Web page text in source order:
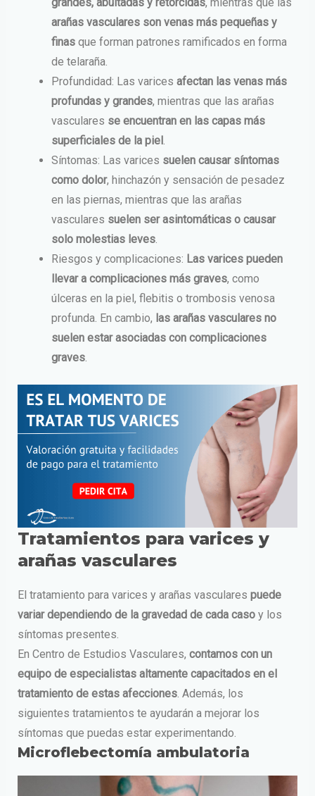
grandes, abultadas y retorcidas, mientras que las
arañas vasculares son venas más pequeñas y
finasque forman patrones ramificados en forma
de telaraña.
Profundidad: Las varices afectan las venas más
profundas y grandes, mientras que las arañas
vasculares se encuentran en las capas más
superficiales de la piel .
Síntomas: Las varices suelen causar síntomas
como dolor, hinchazón y sensación de pesadez
en las piernas, mientras que las arañas
vasculares suelen ser asintomáticas o causar
solo molestias leves.
Riesgos y complicaciones: Las varices pueden
llevar a complicaciones más graves, como
úlceras en la piel, flebitis o trombosis venosa
profunda. En cambio, las arañas vasculares no
suelen estar asociadas con complicaciones
graves.
Tratamientos para varices y
arañas vasculares
El tratamiento para varices y arañas vasculares puede
variar dependiendo de la gravedad de cada casoy los
síntomas presentes.
En Centro de Estudios Vasculares, contamos con un
equipo de especialistas altamente capacitados en el
tratamiento de estas afecciones. Además, los
siguientes tratamientos te ayudarán a mejorar los
síntomas que puedas estar experimentando.
Microflebectomía ambulatoria